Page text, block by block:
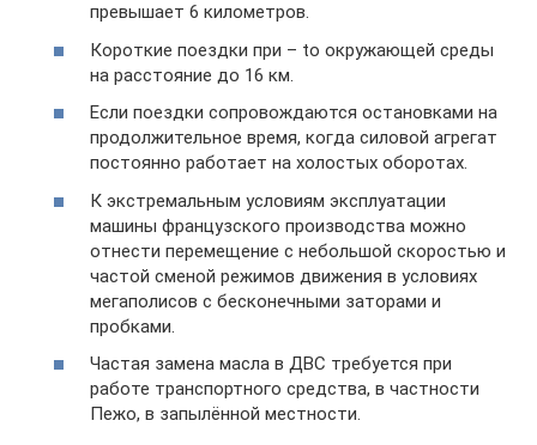
превышает 6 километров.
Короткие поездки при – tо окружающей среды
на расстояние до 16 км.
Если поездки сопровождаются остановками на
продолжительное время, когда силовой агрегат
постоянно работает на холостых оборотах.
К экстремальным условиям эксплуатации
машины французского производства можно
отнести перемещение с небольшой скоростью и
частой сменой режимов движения в условиях
мегаполисов с бесконечными заторами и
пробками.
Частая замена масла в ДВС требуется при
работе транспортного средства, в частности
Пежо, в запылённой местности.